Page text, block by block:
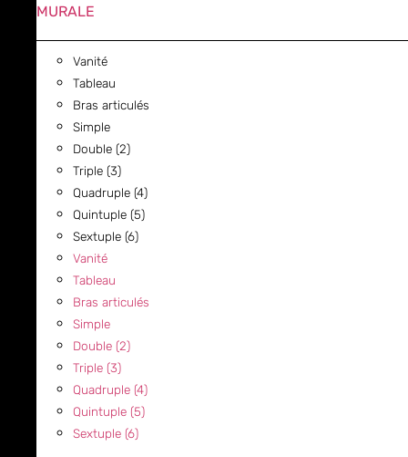
MURALE
Vanité
Tableau
Bras articulés
Simple
Double (2)
Triple (3)
Quadruple (4)
Quintuple (5)
Sextuple (6)
Vanité
Tableau
Bras articulés
Simple
Double (2)
Triple (3)
Quadruple (4)
Quintuple (5)
Sextuple (6)